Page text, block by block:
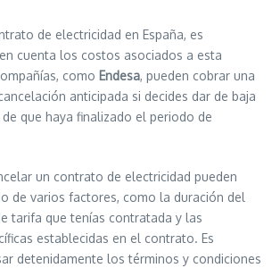
de electricidad en España, es
cuenta los costos asociados a esta
como Endesa, pueden cobrar una
anticipada si decides dar de baja
que haya finalizado el periodo de
un contrato de electricidad pueden
de varios factores, como la duración del
tarifa que tenías contratada y las
establecidas en el contrato. Es
detenidamente los términos y condiciones